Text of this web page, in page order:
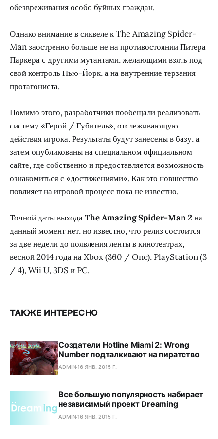
обезвреживания особо буйных граждан.
Однако внимание в сиквеле к The Amazing Spider-
Man заостренно больше не на противостоянии Питера
Паркера с другими мутантами, желающими взять под
свой контроль Нью-Йорк, а на внутренние терзания
протагониста.
Помимо этого, разработчики пообещали реализовать
систему «Герой / Губитель», отслеживающую
действия игрока. Результаты будут занесены в базу, а
затем опубликованы на специальном официальном
сайте, где собственно и предоставляется возможность
ознакомиться с «достижениями». Как это новшество
повлияет на игровой процесс пока не известно.
Точной даты выходаThe Amazing Spider-Man 2на
данный момент нет, но известно, что релиз состоится
за две недели до появления ленты в кинотеатрах,
весной 2014 года на Xbox (360 / One), PlayStation (3
/ 4), Wii U, 3DS и PC.
ТАКЖЕ ИНТЕРЕСНО
Создатели Hotline Miami 2: Wrong
Number подталкивают на пиратство
ADMIN16 ЯНВ. 2015 Г.
Все большую популярность набирает
независимый проект Dreaming
ADMIN16 ЯНВ. 2015 Г.